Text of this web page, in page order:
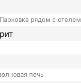
Парковка рядом с отелем
печь